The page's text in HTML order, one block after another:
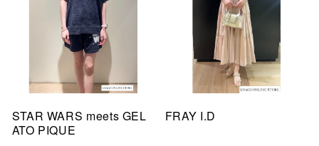
STAR WARS meets GEL
ATO PIQUE
FRAY I.D